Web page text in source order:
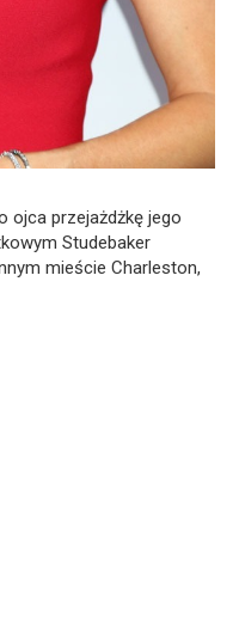
ojca przejażdżkę jego
Studebaker
mieście Charleston,